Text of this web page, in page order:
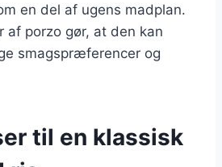
en del af ugens madplan.
af porzo gør, at den kan
smagspræferencer og
til en klassisk